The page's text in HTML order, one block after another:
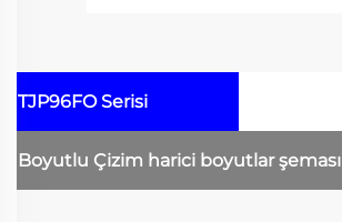
TJP96FO Serisi
Boyutlu Çizim harici boyutlar şeması